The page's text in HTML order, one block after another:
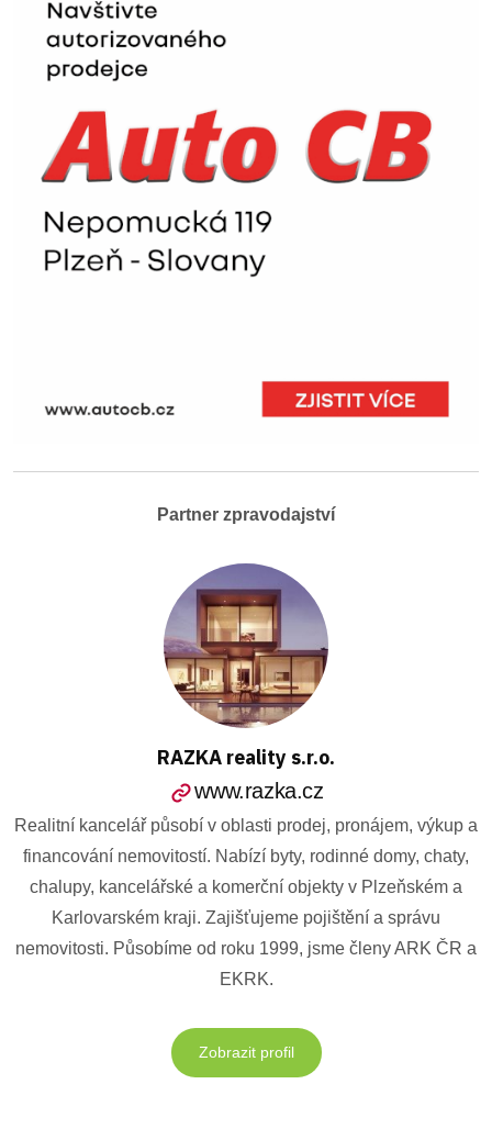
Partner zpravodajství
RAZKA reality s.r.o.
www.razka.cz
Realitní kancelář působí v oblasti prodej, pronájem, výkup a
financování nemovitostí. Nabízí byty, rodinné domy, chaty,
chalupy, kancelářské a komerční objekty v Plzeňském a
Karlovarském kraji. Zajišťujeme pojištění a správu
nemovitosti. Působíme od roku 1999, jsme členy ARK ČR a
EKRK.
Zobrazit profil